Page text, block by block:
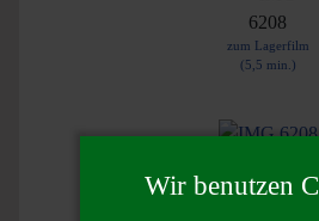
zum Lagerfilm
(5,5 min.)
Wir benutzen